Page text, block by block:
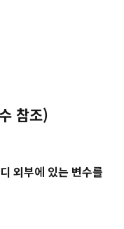
참조)
외부에 있는 변수를